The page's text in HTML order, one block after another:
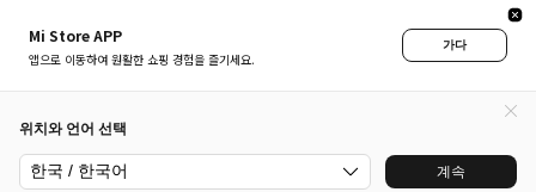
Mi Store APP
앱으로 이동하여 원활한 쇼핑 경험을 즐기세요.
가다
위치와 언어 선택
한국 / 한국어 계속